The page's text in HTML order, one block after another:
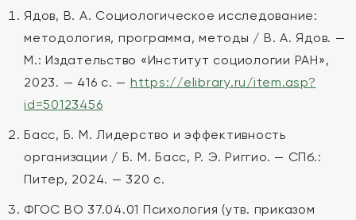
Ядов, В. А. Социологическое исследование:
методология, программа, методы / В. А. Ядов. —
М.: Издательство «Институт социологии РАН»,
2023. — 416 с. — https://elibrary.ru/item.asp?
id=50123456
Басс, Б. М. Лидерство и эффективность
организации / Б. М. Басс, Р. Э. Риггио. — СПб.:
Питер, 2024. — 320 с.
ФГОС ВО 37.04.01 Психология (утв. приказом